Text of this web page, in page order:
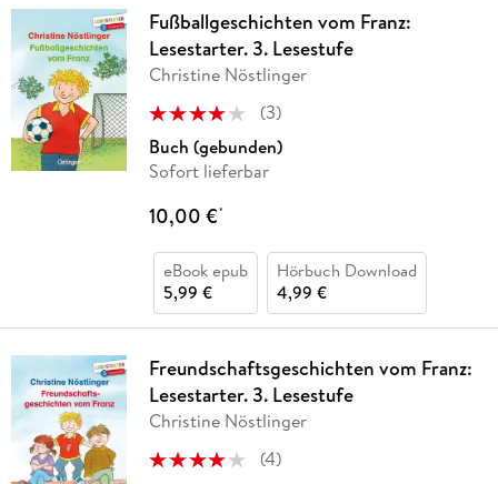
Fußballgeschichten vom Franz:
Lesestarter. 3. Lesestufe
Christine Nöstlinger
(3)
Buch (gebunden)
Sofort lieferbar
10,00 €*
eBook epub
5,99 €
Hörbuch Download
4,99 €
Freundschaftsgeschichten vom Franz:
Lesestarter. 3. Lesestufe
Christine Nöstlinger
(4)